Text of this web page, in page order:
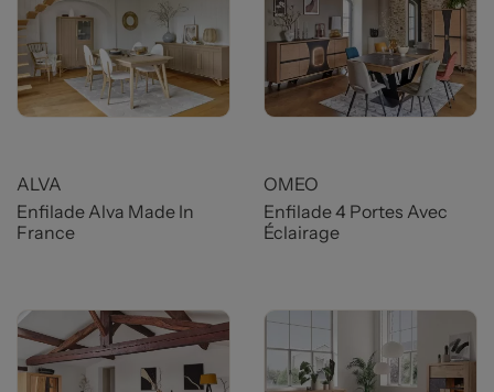
ALVA
Enfilade Alva Made In
France
OMEO
Enfilade 4 Portes Avec
Éclairage